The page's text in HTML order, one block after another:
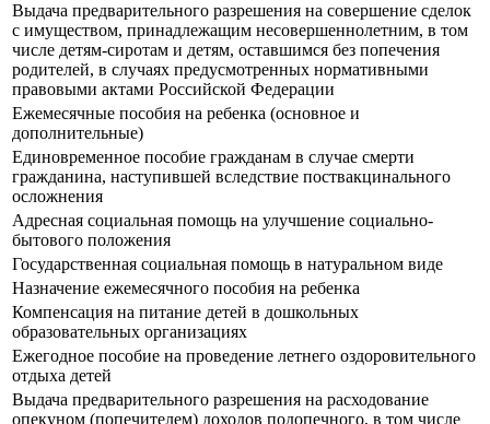
Выдача предварительного разрешения на совершение сделок
с имуществом, принадлежащим несовершеннолетним, в том
числе детям-сиротам и детям, оставшимся без попечения
родителей, в случаях предусмотренных нормативными
правовыми актами Российской Федерации
Ежемесячные пособия на ребенка (основное и
дополнительные)
Единовременное пособие гражданам в случае смерти
гражданина, наступившей вследствие поствакцинального
осложнения
Адресная социальная помощь на улучшение социально-
бытового положения
Государственная социальная помощь в натуральном виде
Назначение ежемесячного пособия на ребенка
Компенсация на питание детей в дошкольных
образовательных организациях
Ежегодное пособие на проведение летнего оздоровительного
отдыха детей
Выдача предварительного разрешения на расходование
опекуном (попечителем) доходов подопечного, в том числе